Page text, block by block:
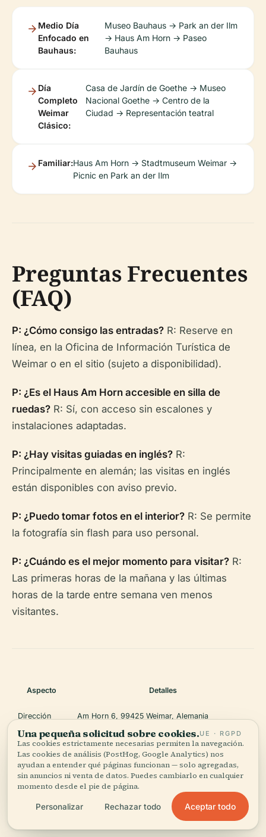
Medio Día
Enfocado en
Bauhaus:
Museo Bauhaus → Park an der Ilm
→ Haus Am Horn → Paseo
Bauhaus
Día
Completo
Weimar
Clásico:
Casa de Jardín de Goethe → Museo
Nacional Goethe → Centro de la
Ciudad → Representación teatral
Familiar:Haus Am Horn → Stadtmuseum Weimar →
Picnic en Park an der Ilm
Preguntas Frecuentes
(FAQ)
P: ¿Cómo consigo las entradas? R: Reserve en
línea, en la Oficina de Información Turística de
Weimar o en el sitio (sujeto a disponibilidad).
P: ¿Es el Haus Am Horn accesible en silla de
ruedas? R: Sí, con acceso sin escalones y
instalaciones adaptadas.
P: ¿Hay visitas guiadas en inglés? R:
Principalmente en alemán; las visitas en inglés
están disponibles con aviso previo.
P: ¿Puedo tomar fotos en el interior? R: Se permite
la fotografía sin flash para uso personal.
P: ¿Cuándo es el mejor momento para visitar? R:
Las primeras horas de la mañana y las últimas
horas de la tarde entre semana ven menos
visitantes.
Aspecto Detalles
Dirección Am Horn 6, 99425 Weimar, Alemania
Horarios
Mié–Lun: 10:00–18:00 (Abril–Octubre), 10:00–
16:00 (Noviembre–Marzo); cerrado los martes
Admisión
Estándar
5,00 € (adultos); descuentos para estudiantes,
grupos
, Info Turística, en el sitio (limitado)
Una pequeña solicitud sobre cookies.UE · RGPD
Las cookies estrictamente necesarias permiten la navegación.
Las cookies de análisis (PostHog, Google Analytics) nos
ayudan a entender qué páginas funcionan — solo agregadas,
sin anuncios ni venta de datos. Puedes cambiarlo en cualquier
momento desde el pie de página.
Personalizar Rechazar todo Aceptar todo